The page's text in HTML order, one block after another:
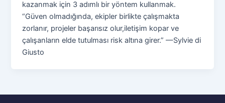
kazanmak için 3 adımlı bir yöntem kullanmak.
“Güven olmadığında, ekipler birlikte çalışmakta
zorlanır, projeler başarısız olur,iletişim kopar ve
çalışanların elde tutulması risk altına girer.” —Sylvie di
Giusto